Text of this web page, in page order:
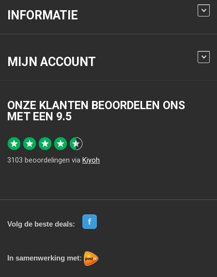
INFORMATIE
MIJN ACCOUNT
ONZE KLANTEN BEOORDELEN ONS
MET EEN 9.5
3103 beoordelingen via Kiyoh
Volg de beste deals:
In samenwerking met: